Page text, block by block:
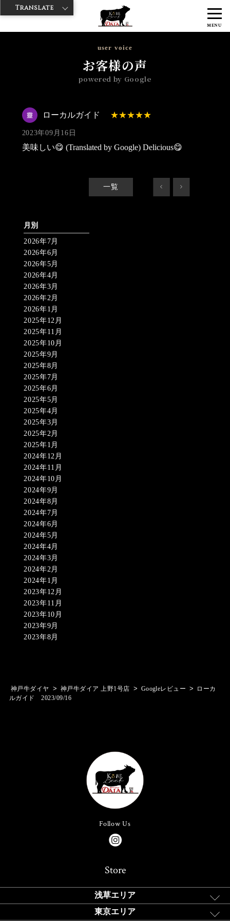
MENU
神戸牛ダイヤ > 神戸牛ダイア 上野1号店
ローカ
user voice
お客様の声
powered by Google
ローカルガイド
2023年09月16日
美味しい😋 (Translated by Google) Delicious😋
一覧 < >
月別
2026年7月
2026年6月
2026年5月
2026年4月
2026年3月
2026年2月
2026年1月
2025年12月
2025年11月
2025年10月
2025年9月
2025年8月
2025年7月
2025年6月
2025年5月
2025年4月
2025年3月
2025年2月
2025年1月
2024年12月
2024年11月
2024年10月
2024年9月
2024年8月
2024年7月
2024年6月
2024年5月
2024年4月
2024年3月
2024年2月
2024年1月
2023年12月
2023年11月
2023年10月
2023年9月
2023年8月
神戸牛ダイヤ > 神戸牛ダイア 上野1号店 > Googleレビュー >
ローカ
ルガイド 2023/09/16
Follow Us
Store
浅草エリア
東京エリア
Translate